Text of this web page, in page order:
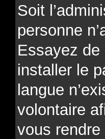
Soit
personne
Essayez de
installer le
langue
volontaire
vous